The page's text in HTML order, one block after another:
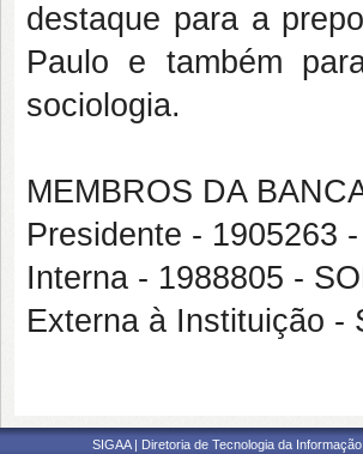
destaque para a
Paulo e também
sociologia.
MEMBROS DA
Presidente - 1905263
Interna - 1988805 -
Externa à Instituição -
SIGAA | Diretoria de Tecnologia da